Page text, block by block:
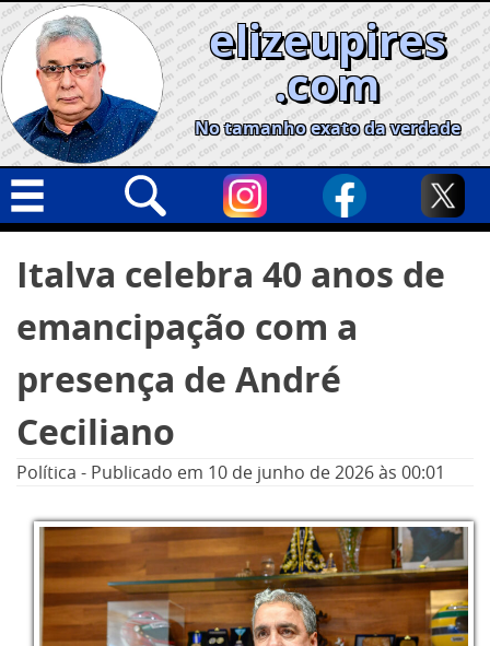
Skip
to
content
elizeupires
.com
No tamanho exato da verdade
Geral
Cidades
Nacional
Opinião
Informe especial
por:
Italva celebra 40 anos de
emancipação com a
presença de André
Ceciliano
Política - Publicado em 10 de junho de 2026às 00:01